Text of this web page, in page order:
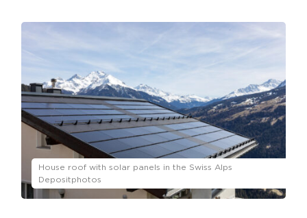
House roof with solar panels in the Swiss Alps
Depositphotos